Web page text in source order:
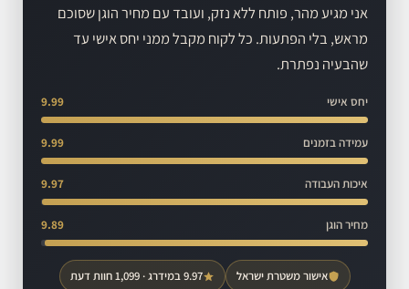
אני מגיע מהר, פותח ללא נזק, ועובד עם מחיר הוגן שסוכם
מראש, בלי הפתעות. כל לקוח מקבל ממני יחס אישי עד
שהבעיה נפתרת.
יחס אישי 9.99
עמידה בזמנים 9.99
איכות העבודה 9.97
מחיר הוגן 9.89
אישור משטרת ישראל 9.97 במידרג · 1,099 חוות דעת